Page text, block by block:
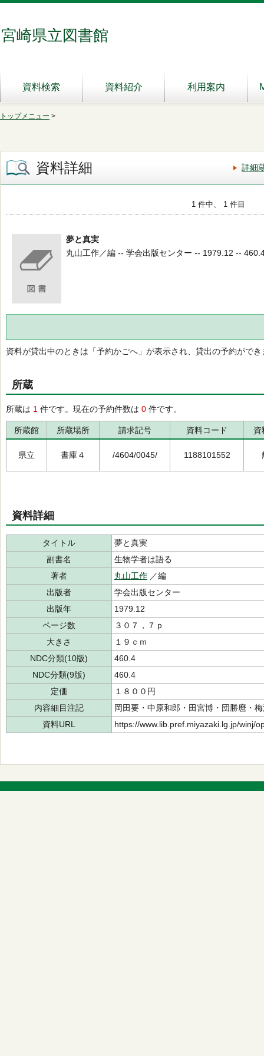
宮崎県立図書館
資料検索 資料紹介 利用案内
トップメニュー >
資料詳細 詳細
1 件中、 1 件目
夢と真実
丸山工作／編 -- 学会出版センター -- 1979.12 --
資料が貸出中のときは「予約かごへ」が表示され、貸出の予約ができ
所蔵
所蔵は 1 件です。現在の予約件数は 0 件です。
所蔵館 所蔵場所 請求記号 資料コード 資
県立 書庫４ /4604/0045/ 1188101552
資料詳細
タイトル
夢と真実
副書名
生物学者は語る
著者
丸山工作 ／編
出版者
学会出版センター
出版年
1979.12
ページ数
３０７，７ｐ
大きさ
１９ｃｍ
NDC分類(10版)
460.4
NDC分類(9版)
460.4
定価
１８００円
内容細目注記
岡田要・中原和郎・田宮博・団勝麿・
資料URL
https://www.lib.pref.miyazaki.lg.jp/winj/